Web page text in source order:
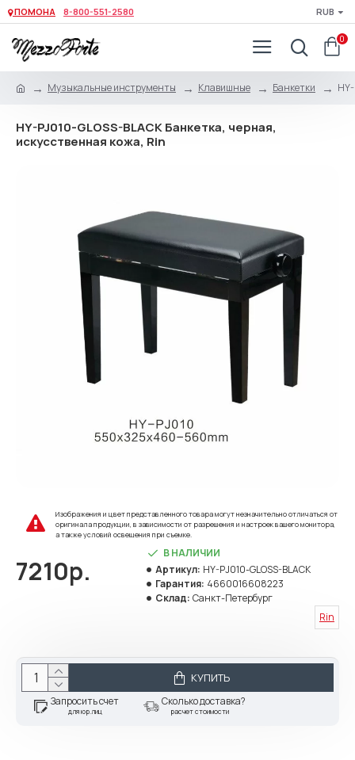
ПОМОНА 8-800-551-2580 RUB
0
Музыкальные инструменты Клавишные Банкетки
HY-PJ010-GLOSS-BLACK Банкетка, черная,
искусственная кожа, Rin
Изображения и цвет представленного товара могут незначительно отличаться от
оригинала продукции, в зависимости от разрешения и настроек вашего монитора,
а также условий освещения при съемке.
7210р.
В НАЛИЧИИ
Артикул: HY-PJ010-GLOSS-BLACK
Гарантия: 4660016608223
Склад: Санкт-Петербург
Rin
КУПИТЬ
Запросить счет
для юр.лиц
Сколько доставка?
расчет стоимости